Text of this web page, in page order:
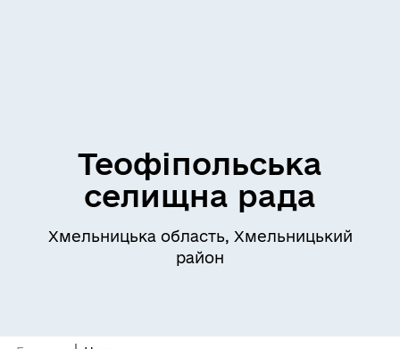
Теофіпольська
селищна рада
Хмельницька область, Хмельницький
район